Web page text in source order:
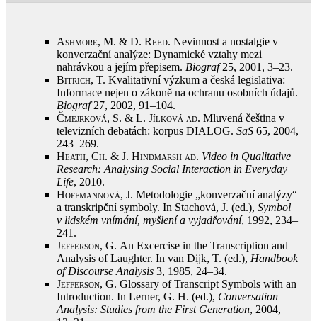
Ashmore, M. & D. Reed. Nevinnost a nostalgie v
konverzační analýze: Dynamické vztahy mezi
nahrávkou a jejím přepisem. Biograf25, 2001, 3–23.
Bitrich, T. Kvalitativní výzkum a česká legislativa:
Informace nejen o zákoně na ochranu osobních údajů.
Biograf27, 2002, 91–104.
Čmejrková, S. & L. Jílková ad. Mluvená čeština v
televizních debatách: korpus DIALOG. SaS 65, 2004,
243–269.
Heath, Ch. & J. Hindmarsh ad. Video in Qualitative
Research: Analysing Social Interaction in Everyday
Life, 2010.
Hoffmannová, J. Metodologie „konverzační analýzy“
a transkripční symboly. In Stachová, J. (ed.), Symbol
v lidském vnímání, myšlení a vyjadřování, 1992, 234–
241 .
Jefferson, G. An Excercise in the Transcription and
Analysis of Laughter. In van Dijk, T. (ed.), Handbook
of Discourse Analysis 3, 1985, 24–34.
Jefferson, G. Glossary of Transcript Symbols with an
Introduction. In Lerner, G. H. (ed.), Conversation
Analysis: Studies from the First Generation, 2004,